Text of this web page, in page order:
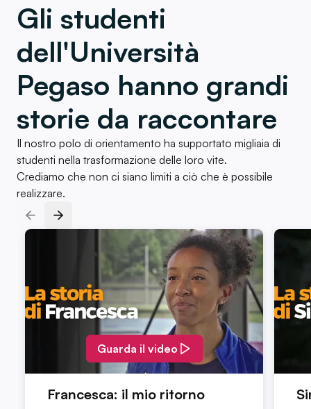
Gli studenti
dell'Università
Pegaso hanno grandi
storie da raccontare
Il nostro polo di orientamento ha supportato migliaia di
studenti nella trasformazione delle loro vite.
Crediamo che non ci siano limiti a ciò che è possibile
realizzare.
Slide precedente
Prossima slide
Guarda il video
Francesca: il mio ritorno